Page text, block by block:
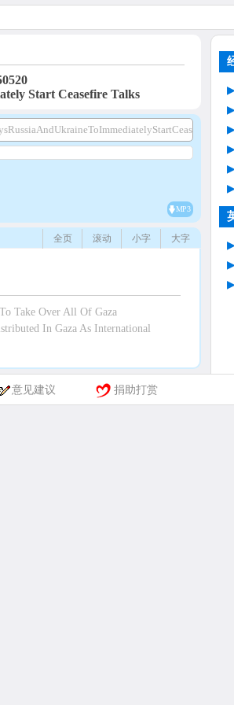
Start Ceasefire Talks
MP3
大字
小字
滚动
全页
Take Over All Of Gaza
In Gaza As International
意见建议 捐助打赏